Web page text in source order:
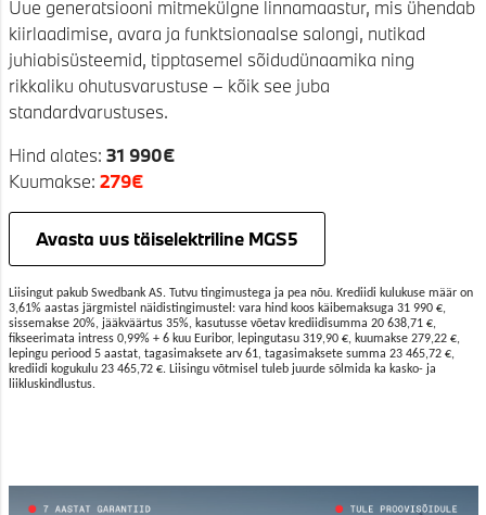
Uue generatsiooni mitmekülgne linnamaastur, mis ühendab
kiirlaadimise, avara ja funktsionaalse salongi, nutikad
juhiabisüsteemid, tipptasemel sõidudünaamika ning
rikkaliku ohutusvarustuse – kõik see juba
standardvarustuses.
Hind alates: 31 990€
Kuumakse: 279€
Avasta uus täiselektriline MGS5
Liisingut pakub Swedbank AS. Tutvu tingimustega ja pea nõu. Krediidi kulukuse määr on
3,61% aastas järgmistel näidistingimustel: vara hind koos käibemaksuga 31 990 €,
sissemakse 20%, jääkväärtus 35%, kasutusse võetav krediidisumma 20 638,71 €,
fikseerimata intress 0,99% + 6 kuu Euribor, lepingutasu 319,90 €, kuumakse 279,22 €,
lepingu periood 5 aastat, tagasimaksete arv 61, tagasimaksete summa 23 465,72 €,
krediidi kogukulu 23 465,72 €. Liisingu võtmisel tuleb juurde sõlmida ka kasko- ja
liikluskindlustus.